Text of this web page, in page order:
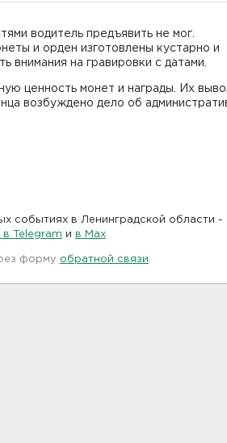
водитель предъявить не мог.
и орден изготовлены кустарно и
внимания на гравировки с датами.
ценность монет и награды. Их
возбуждено дело об
событиях в Ленинградской области -
в Telegram и в Maх
форму обратной связи